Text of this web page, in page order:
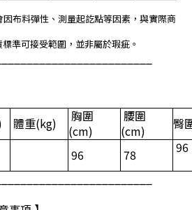
布料彈性、測量起訖點等因素，與實際商
準可接受範圍，並非屬於瑕疵。
體重(kg)
胸圍
(cm)
腰圍
(cm)
臀
96 78
96